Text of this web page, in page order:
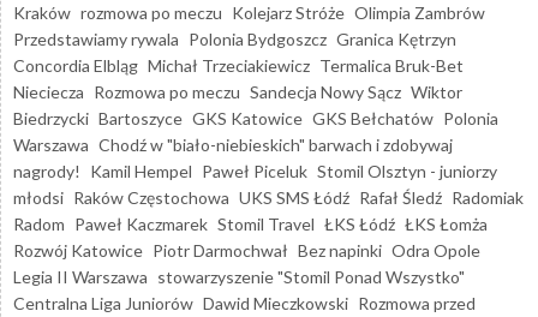
Kraków rozmowa po meczu Kolejarz Stróże Olimpia Zambrów
Przedstawiamy rywala Polonia Bydgoszcz Granica Kętrzyn
Concordia Elbląg Michał Trzeciakiewicz Termalica Bruk-Bet
Nieciecza Rozmowa po meczu Sandecja Nowy Sącz Wiktor
Biedrzycki Bartoszyce GKS Katowice GKS Bełchatów Polonia
Warszawa Chodź w "biało-niebieskich" barwach i zdobywaj
nagrody!
Kamil Hempel Paweł Piceluk Stomil Olsztyn - juniorzy
młodsi Raków Częstochowa UKS SMS Łódź Rafał Śledź Radomiak
Radom Paweł Kaczmarek Stomil Travel ŁKS Łódź ŁKS Łomża
Rozwój Katowice Piotr Darmochwał Bez napinki Odra Opole
Legia II Warszawa stowarzyszenie "Stomil Ponad Wszystko"
Centralna Liga Juniorów Dawid Mieczkowski Rozmowa przed